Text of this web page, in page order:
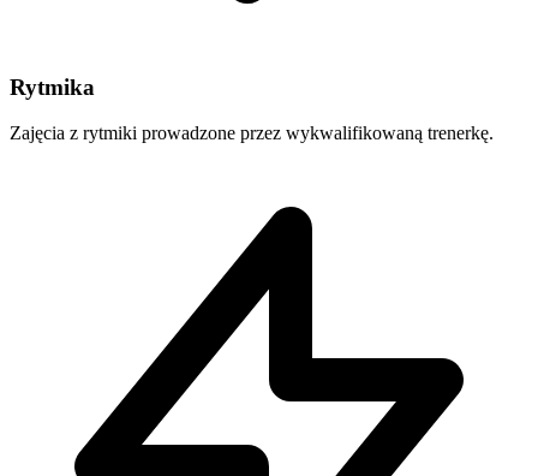
Rytmika
Zajęcia z rytmiki prowadzone przez wykwalifikowaną trenerkę.